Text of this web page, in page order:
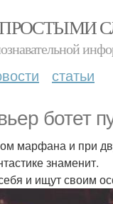
статьи
ботет
марфана и при
знаменит.
и ищут своим